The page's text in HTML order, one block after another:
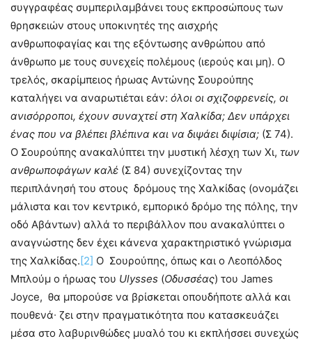
συγγραφέας συμπεριλαμβάνει τους εκπροσώπους των
θρησκειών στους υποκινητές της αισχρής
ανθρωποφαγίας και της εξόντωσης ανθρώπου από
άνθρωπο με τους συνεχείς πολέμους (ιερούς και μη). Ο
τρελός, σκαρίμπειος ήρωας Αντώνης Σουρούπης
καταλήγει να αναρωτιέται εάν: όλοι οι σχιζοφρενείς, οι
ανισόρροποι, έχουν συναχτεί στη Χαλκίδα; Δεν υπάρχει
ένας που να βλέπει βλέπινα και να διψάει διψίσια; (Σ 74).
Ο Σουρούπης ανακαλύπτει την μυστική λέσχη των Χι, των
ανθρωποφάγων καλέ (Σ 84) συνεχίζοντας την
περιπλάνησή του στους δρόμους της Χαλκίδας (ονομάζει
μάλιστα και τον κεντρικό, εμπορικό δρόμο της πόλης, την
οδό Αβάντων) αλλά το περιβάλλον που ανακαλύπτει ο
αναγνώστης δεν έχει κάνενα χαρακτηριστικό γνώρισμα
της Χαλκίδας. [2] Ο Σουρούπης, όπως και ο Λεοπόλδος
Μπλούμ ο ήρωας του Ulysses (Οδυσσέας) του James
Joyce, θα μπορούσε να βρίσκεται οπουδήποτε αλλά και
πουθενά∙ ζει στην πραγματικότητα που κατασκευάζει
μέσα στο λαβυρινθώδες μυαλό του κι εκπλήσσει συνεχώς